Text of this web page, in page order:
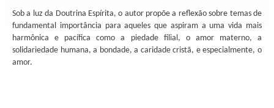
Sob a luz da Doutrina Espírita, o autor propõe a reflexão sobre temas de
fundamental importância para aqueles que aspiram a uma vida mais
harmônica e pacífica como a piedade filial, o amor materno, a
solidariedade humana, a bondade, a caridade cristã, e especialmente, o
amor.